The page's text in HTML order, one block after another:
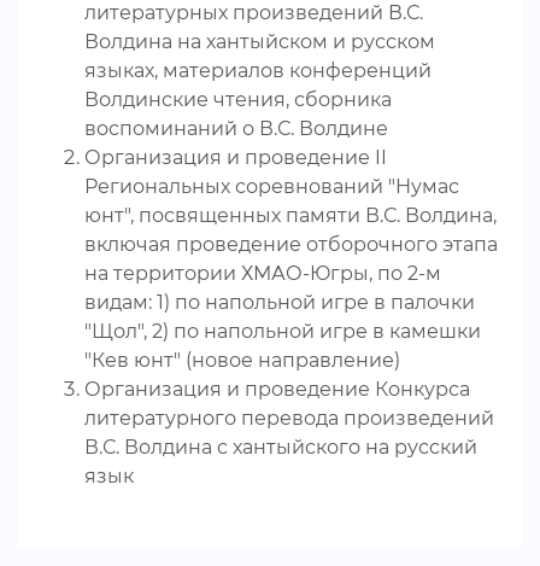
литературных произведений В.С.
Волдина на хантыйском и русском
языках, материалов конференций
Волдинские чтения, сборника
воспоминаний о В.С. Волдине
Организация и проведение II
Региональных соревнований "Нумас
юнт", посвященных памяти В.С. Волдина,
включая проведение отборочного этапа
на территории ХМАО-Югры, по 2-м
видам: 1) по напольной игре в палочки
"Щол", 2) по напольной игре в камешки
"Кев юнт" (новое направление)
Организация и проведение Конкурса
литературного перевода произведений
В.С. Волдина с хантыйского на русский
язык